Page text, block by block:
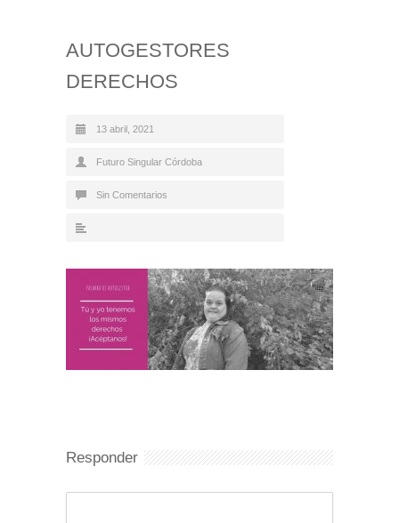
AUTOGESTORES
DERECHOS
13 abril, 2021
Futuro Singular Córdoba
Sin Comentarios
Responder